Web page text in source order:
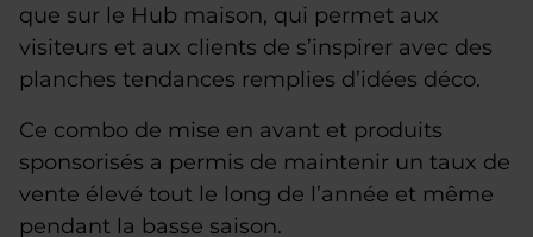
que sur le Hub maison, qui permet aux
visiteurs et aux clients de s’inspirer avec des
planches tendances remplies d’idées déco.
Ce combo de mise en avant et produits
sponsorisés a permis de maintenir un taux de
vente élevé tout le long de l’année et même
pendant la basse saison.